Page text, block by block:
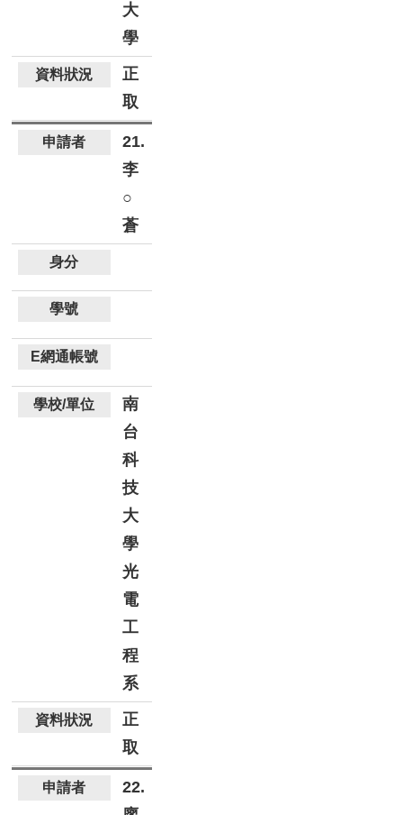
大
學
正
取
21.
李
○
蒼
南
台
科
技
大
學
光
電
工
程
系
正
取
22.